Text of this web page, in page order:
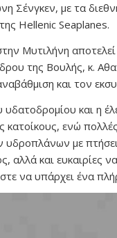
Σένγκεν, με τα
Hellenic Seaplanes.
Μυτιλήνη
της Βουλής, κ.
και τον
υδατοδρομίου και η
κατοίκους, ενώ
υδροπλάνων με
αλλά και
να υπάρχει ένα